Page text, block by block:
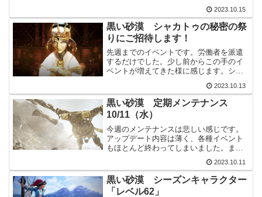
砂漠に浮かぶ満月！「狩り/採集/釣り」を
通じ、確率に基づき「 月の欠片3種」を
獲得できました...
2023.10.15
黒い砂漠 シャカトゥの秘密の祭
りにご招待します！
先週までのイベントです。労働者を派遣
するだけでした。少し前からこの手のイ
ベントが増えてきた様に感じます。シャ
ント農場の「マルティナ・ピント」と会
話し、ピント農場の倉庫拠点を活性化、
後は労働者を派遣するだけ...
2023.10.13
黒い砂漠 定期メンテナンス
10/11（水）
今週のメンテナンスは悲しい感じです。
アップデート内容は薄く、各種イベント
もほとんど終わってしまいました。また
が終わってしまった事が一番の問題かも
しれません。主要アップデートキャラク
ター各職の調整（S...
2023.10.11
黒い砂漠 シーズンキャラクター
「レベル62」